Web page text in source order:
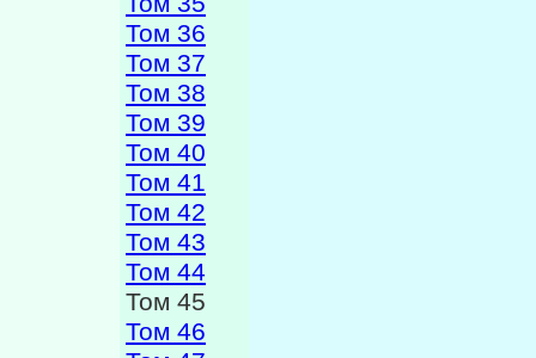
Том 36
Том 37
Том 38
Том 39
Том 40
Том 41
Том 42
Том 43
Том 44
Том 45
Том 46